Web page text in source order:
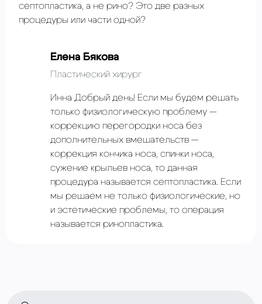
септопластика, а не рино? Это две разных
процедуры или части одной?
Елена Бякова
Пластический хирург
Инна Добрый день! Если мы будем решать
только физиологическую проблему —
коррекцию перегородки носа без
дополнительных вмешательств —
коррекция кончика носа, спинки носа,
сужение крыльев носа, то данная
процедура называется септопластика. Если
мы решаем не только физиологические, но
и эстетические проблемы, то операция
называется ринопластика.